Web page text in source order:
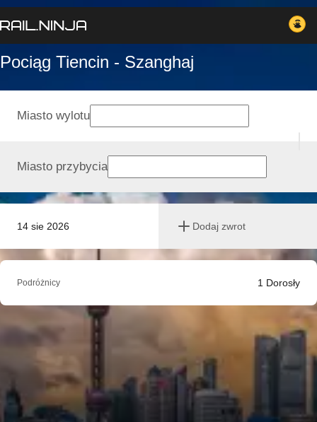
Pociąg Tiencin - Szanghaj
14 sie 2026 Dodaj zwrot
Miasto wylotu
Miasto przybycia
Podróżnicy 1 Dorosły